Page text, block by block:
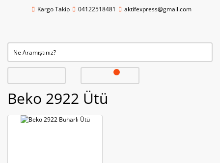
Kargo Takip 04122518481 aktifexpress@gmail.com
Beko 2922 Ütü